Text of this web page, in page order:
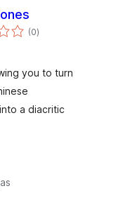
(0vērtējumu
kopsumma
)
you to turn
a diacritic